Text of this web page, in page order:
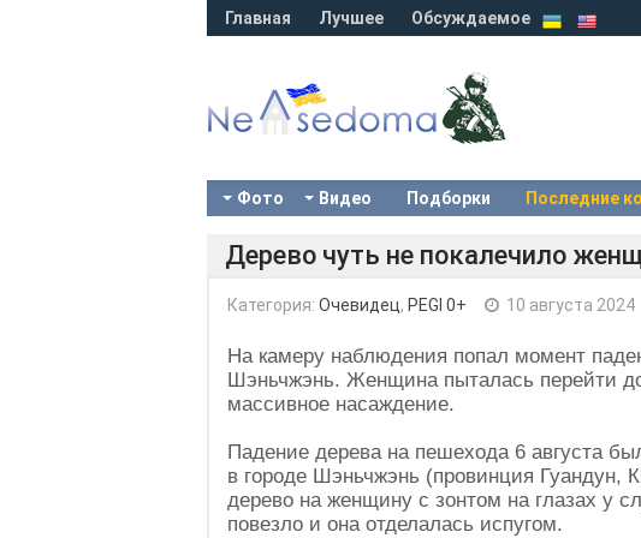
Главная Лучшее Обсуждаемое
Фото Видео Подборки Последние
Дерево чуть не покалечило
Категория: Очевидец, PEGI 0+ 10 августа 2024
На камеру наблюдения попал момент
Шэньчжэнь. Женщина пыталась перейти
массивное насаждение.
Падение дерева на пешехода 6 августа
в городе Шэньчжэнь (провинция Гуандун,
дерево на женщину с зонтом на глазах у
повезло и она отделалась испугом.